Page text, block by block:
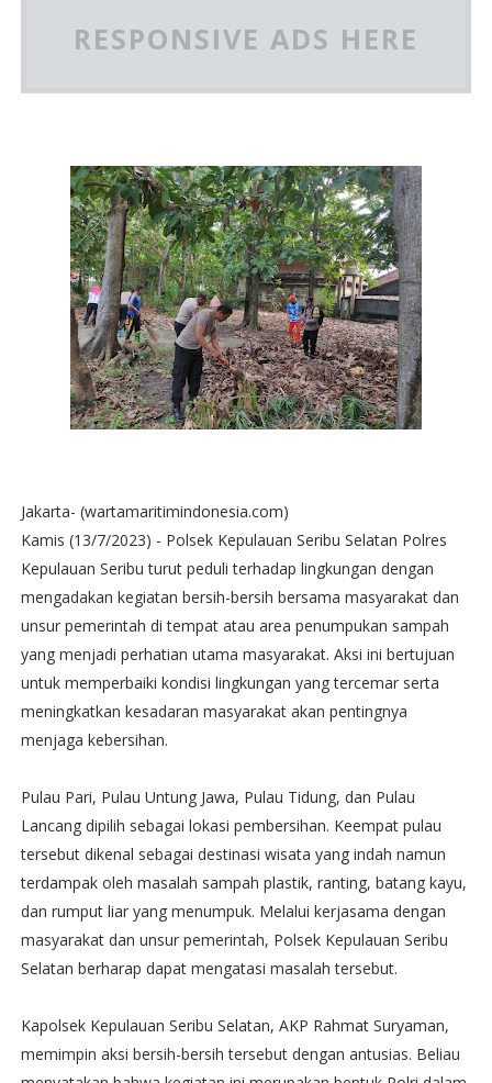
RESPONSIVE ADS HERE
Jakarta- (wartamaritimindonesia.com)
Kamis (13/7/2023) - Polsek Kepulauan Seribu Selatan Polres
Kepulauan Seribu turut peduli terhadap lingkungan dengan
mengadakan kegiatan bersih-bersih bersama masyarakat dan
unsur pemerintah di tempat atau area penumpukan sampah
yang menjadi perhatian utama masyarakat. Aksi ini bertujuan
untuk memperbaiki kondisi lingkungan yang tercemar serta
meningkatkan kesadaran masyarakat akan pentingnya
menjaga kebersihan.
Pulau Pari, Pulau Untung Jawa, Pulau Tidung, dan Pulau
Lancang dipilih sebagai lokasi pembersihan. Keempat pulau
tersebut dikenal sebagai destinasi wisata yang indah namun
terdampak oleh masalah sampah plastik, ranting, batang kayu,
dan rumput liar yang menumpuk. Melalui kerjasama dengan
masyarakat dan unsur pemerintah, Polsek Kepulauan Seribu
Selatan berharap dapat mengatasi masalah tersebut.
Kapolsek Kepulauan Seribu Selatan, AKP Rahmat Suryaman,
memimpin aksi bersih-bersih tersebut dengan antusias. Beliau